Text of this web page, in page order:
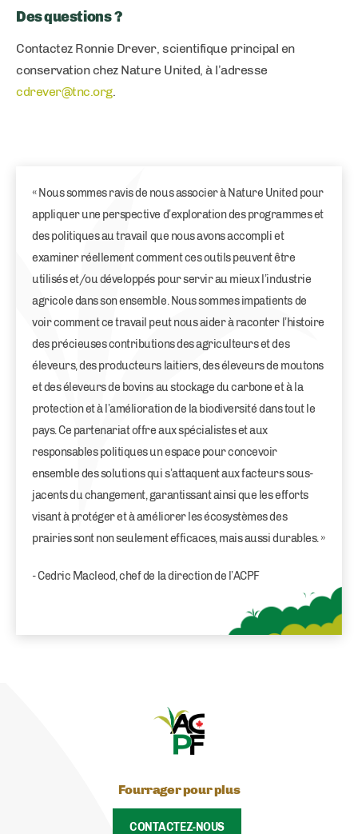
Des questions ?
Contactez Ronnie Drever, scientifique principal en
conservation chez Nature United, à l’adresse
cdrever@tnc.org.
« Nous sommes ravis de nous associer à Nature United pour
appliquer une perspective d’exploration des programmes et
des politiques au travail que nous avons accompli et
examiner réellement comment ces outils peuvent être
utilisés et/ou développés pour servir au mieux l’industrie
agricole dans son ensemble. Nous sommes impatients de
voir comment ce travail peut nous aider à raconter l’histoire
des précieuses contributions des agriculteurs et des
éleveurs, des producteurs laitiers, des éleveurs de moutons
et des éleveurs de bovins au stockage du carbone et à la
protection et à l’amélioration de la biodiversité dans tout le
pays. Ce partenariat offre aux spécialistes et aux
responsables politiques un espace pour concevoir
ensemble des solutions qui s’attaquent aux facteurs sous-
jacents du changement, garantissant ainsi que les efforts
visant à protéger et à améliorer les écosystèmes des
prairies sont non seulement efficaces, mais aussi durables. »
- Cedric Macleod, chef de la direction de l’ACPF
Fourrager pour plus
CONTACTEZ-NOUS